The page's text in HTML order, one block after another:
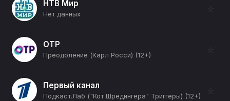
НТВ Мир
Нет данных
☆
ОТР
Преодоление (Карл Росси) (12+)
☆
Первый канал
Подкаст.Лаб ("Кот Шредингера" Триггеры) (12+)
☆